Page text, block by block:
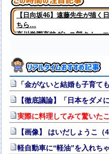
【日向坂46】遠藤先生が描く
ちら…
高川学園高校ダンス部さん、
「金がないと結婚も子育
【徹底議論】「日本をダメ
実際に料理してみて驚いた
【画像】 はいだしょうこ
軽自動車に“軽油”を入れち